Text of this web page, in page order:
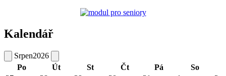
Kalendář
Srpen2026
Po
Út St Čt Pá So